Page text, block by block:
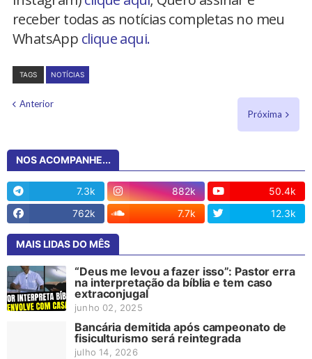
receber todas as notícias completas no meu
WhatsApp clique aqui.
TAGS NOTÍCIAS
Anterior
Próxima
NOS ACOMPANHE...
7.3k 882k
50.4k
762k
7.7k 12.3k
MAIS LIDAS DO MÊS
“Deus me levou a fazer isso”: Pastor erra
na interpretação da bíblia e tem caso
extraconjugal
junho 02, 2025
Bancária demitida após campeonato de
fisiculturismo será reintegrada
julho 14, 2026